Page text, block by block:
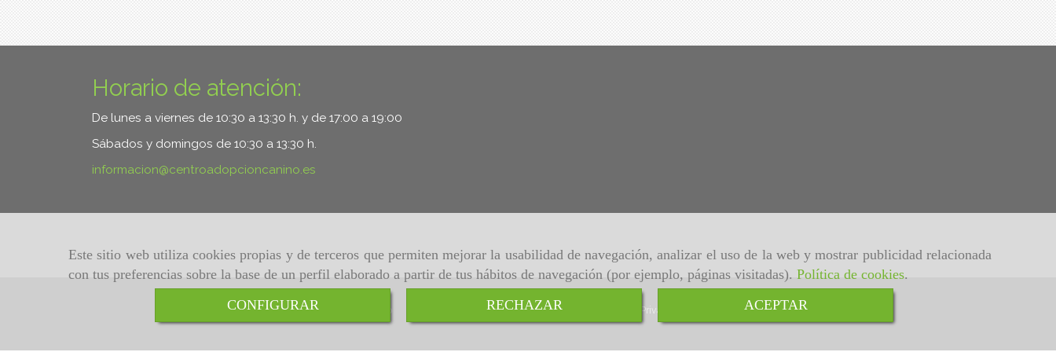
Este sitio web utiliza cookies propias y de terceros que permiten mejorar la usabilidad de navegación, analizar el uso de la web y mostrar publicidad relacionada
con tus preferencias sobre la base de un perfil elaborado a partir de tus hábitos de navegación (por ejemplo, páginas visitadas). Política de cookies.
CONFIGURAR
RECHAZAR ACEPTAR
Horario de atención:
De lunes a viernes de 10:30 a 13:30 h. y de 17:00 a 19:00
Sábados y domingos de 10:30 a 13:30 h.
informacion
centroadopcioncanino.es
Política de cookies Política de Privacidad